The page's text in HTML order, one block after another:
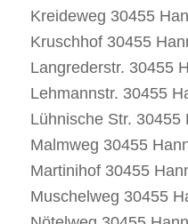
Kreideweg 30455
Kruschhof 30455
Langrederstr. 30455
Lehmannstr. 30455
Lühnische Str.
Malmweg 30455
Martinihof 30455
Muschelweg 30455